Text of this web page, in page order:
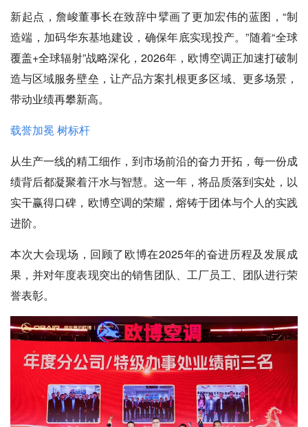
新起点，詹峻董事长在致辞中擘画了更加宏伟的蓝图，“制
造端，加码华东基地建设，确保年底实现投产。”随着“全球
覆盖+全球辐射”战略深化，2026年，欧博空调正加速打破制
造与区域服务壁垒，让产品方案扎根更多区域、更多场景，
带动业绩再攀新高。
载誉加冕 树标杆
从生产一线的精工细作，到市场前沿的奋力开拓，每一份成
绩背后都凝聚着汗水与智慧。这一年，将品质落到实处，以
实干赢得口碑，欧博空调的荣耀，熔铸于团体与个人的实践
进阶。
本次大会现场，回顾了欧博在2025年的奋进历程及发展成
果，并对年度表现突出的销售团队、工厂员工、团队进行荣
誉表彰。